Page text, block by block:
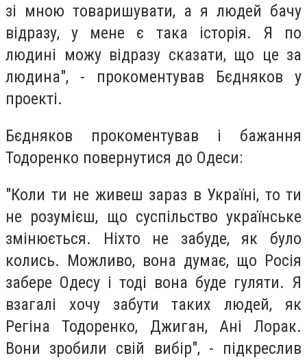
зі мною товаришувати, а я людей бачу
відразу, у мене є така історія. Я по
людині можу відразу сказати, що це за
людина", - прокоментував Бєдняков у
проекті.
Бєдняков прокоментував і бажання
Тодоренко повернутися до Одеси:
"Коли ти не живеш зараз в Україні, то ти
не розумієш, що суспільство українське
змінюється. Ніхто не забуде, як було
колись. Можливо, вона думає, що Росія
забере Одесу і тоді вона буде гуляти. Я
взагалі хочу забути таких людей, як
Регіна Тодоренко, Джиган, Ані Лорак.
Вони зробили свій вибір", - підкреслив